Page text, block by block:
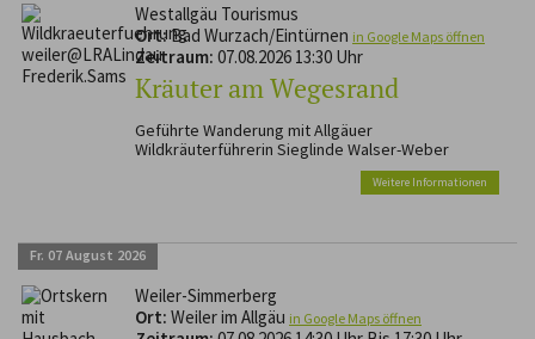
Westallgäu Tourismus
Ort:Bad Wurzach/Eintürnen in Google Maps öffnen
Zeitraum: 07.08.2026 13:30 Uhr
Kräuter am Wegesrand
Geführte Wanderung mit Allgäuer
Wildkräuterführerin Sieglinde Walser-Weber
Weitere Informationen
Fr. 07 August 2026
Weiler-Simmerberg
Ort: Weiler im Allgäu in Google Maps öffnen